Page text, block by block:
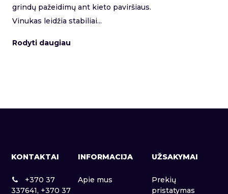
grindų pažeidimų ant kieto paviršiaus.
Vinukas leidžia stabiliai...
Rodyti daugiau
KONTAKTAI
+370 37
337641, +370 37
INFORMACIJA
Apie mus
UŽSAKYMAI
Prekių
pristatymas